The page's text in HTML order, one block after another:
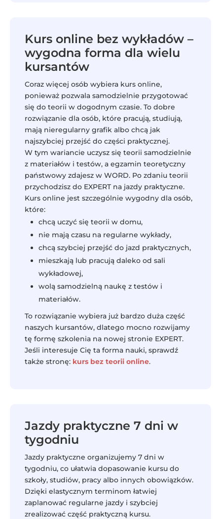
Kurs online bez wykładów –
wygodna forma dla wielu
kursantów
Coraz więcej osób wybiera kurs online,
ponieważ pozwala samodzielnie przygotować
się do teorii w dogodnym czasie. To dobre
rozwiązanie dla osób, które pracują, studiują,
mają nieregularny grafik albo chcą jak
najszybciej przejść do części praktycznej.
W tym wariancie uczysz się teorii samodzielnie
z materiałów i testów, a egzamin teoretyczny
państwowy zdajesz w WORD. Po zdaniu teorii
przychodzisz do EXPERT na jazdy praktyczne.
Kurs online jest szczególnie wygodny dla osób,
które:
chcą uczyć się teorii w domu,
nie mają czasu na regularne wykłady,
chcą szybciej przejść do jazd praktycznych,
mieszkają lub pracują daleko od sali
wykładowej,
wolą samodzielną naukę z testów i
materiałów.
To rozwiązanie wybiera już bardzo duża część
naszych kursantów, dlatego mocno rozwijamy
tę formę szkolenia na nowej stronie EXPERT.
Jeśli interesuje Cię ta forma nauki, sprawdź
także stronę: kurs bez teorii online.
Jazdy praktyczne 7 dni w
tygodniu
Jazdy praktyczne organizujemy 7 dni w
tygodniu, co ułatwia dopasowanie kursu do
szkoły, studiów, pracy albo innych obowiązków.
Dzięki elastycznym terminom łatwiej
zaplanować regularne jazdy i szybciej
zrealizować część praktyczną kursu.